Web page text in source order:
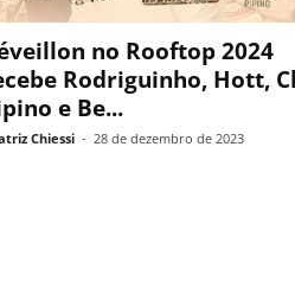
no Rooftop 2024
Rodriguinho, Hott,
e Be...
Chiessi - 28 de dezembro de 2023